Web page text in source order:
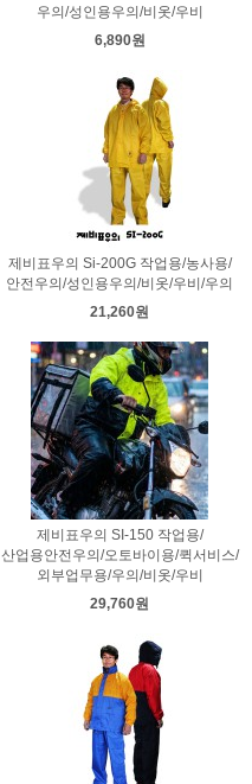
우의/성인용우의/비옷/우비
6,890원
제비표우의 Si-200G 작업용/농사용/
안전우의/성인용우의/비옷/우비/우의
21,260원
제비표우의 SI-150 작업용/
산업용안전우의/오토바이용/퀵서비스/
외부업무용/우의/비옷/우비
29,760원